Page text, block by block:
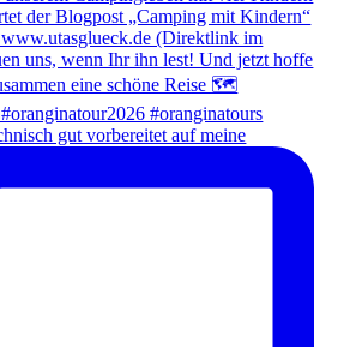
gut vorbereitet auf meine